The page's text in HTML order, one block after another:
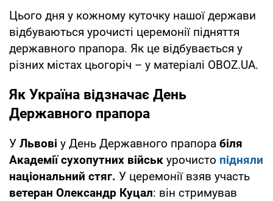
Цього дня у кожному куточку нашої держави
відбуваються урочисті церемонії підняття
державного прапора. Як це відбувається у
різних містах цьогоріч – у матеріалі OBOZ.UA.
Як Україна відзначає День
Державного прапора
У Львові у День Державного прапора біля
Академії сухопутних військ урочисто підняли
національний стяг. У церемонії взяв участь
ветеран Олександр Куцал: він стримував